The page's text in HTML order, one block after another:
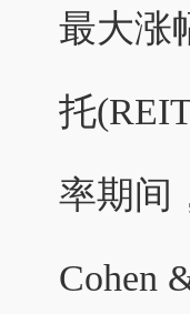
最大涨
托
率期间
Cohen